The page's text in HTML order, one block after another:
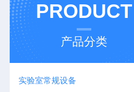
PRODUCT
产品分类
实验室常规设备